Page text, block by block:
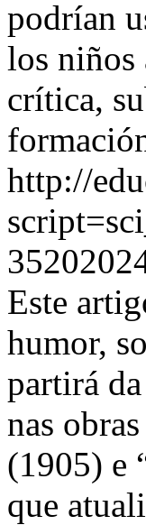
podrían
los niños
crítica,
http://
Este
humor,
partirá
nas
(1905) e
que